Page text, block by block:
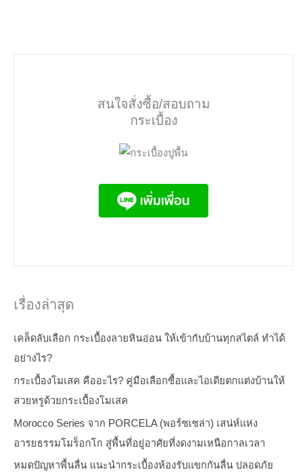
สนใจสั่งซื้อ/สอบถาม
กระเบื้อง
เรื่องล่าสุด
เคล็ดลับเลือก กระเบื้องลายหินอ่อน ให้เข้ากับบ้านทุกสไตล์ ทำได้
อย่างไร?
กระเบื้องโมเสค คืออะไร? คู่มือเลือกซื้อและไอเดียตกแต่งบ้านให้
สวยหรูด้วยกระเบื้องโมเสค
Morocco Series จาก PORCELA (พอร์ซเซล่า) เสน่ห์แห่ง
อารยธรรมโมร็อกโก สู่พื้นที่อยู่อาศัยที่งดงามเหนือกาลเวลา
หมดปัญหาพื้นลื่น แนะนำกระเบื้องห้องรับแขกกันลื่น ปลอดภัย